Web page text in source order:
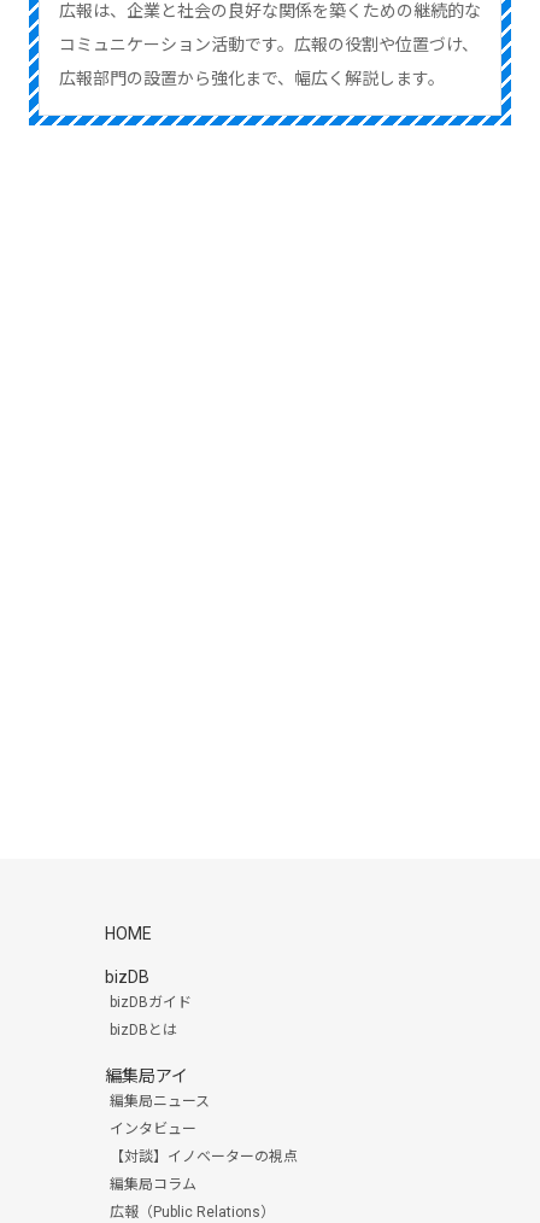
広報は、企業と社会の良好な関係を築くための継続的な
コミュニケーション活動です。広報の役割や位置づけ、
広報部門の設置から強化まで、幅広く解説します。
HOME
bizDB
bizDBガイド
bizDBとは
編集局アイ
編集局ニュース
インタビュー
【対談】イノベーターの視点
編集局コラム
広報（Public Relations）